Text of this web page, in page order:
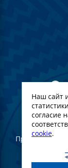
©
Пры поўным
спасылка
Наш сайт
согласие
cookie.